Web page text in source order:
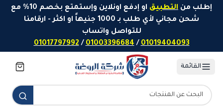
تخطَّ إلى المحتوى
إطلب من التطبيق
او إدفع اونلاين وإستمتع بخصم 10% مع
شحن مجاني لأي طلب بـ 1000 جنيهاً او اكثر - ارقامنا
للتواصل واتساب
01019404093
/
01003396684
/
01017797992
القائمة